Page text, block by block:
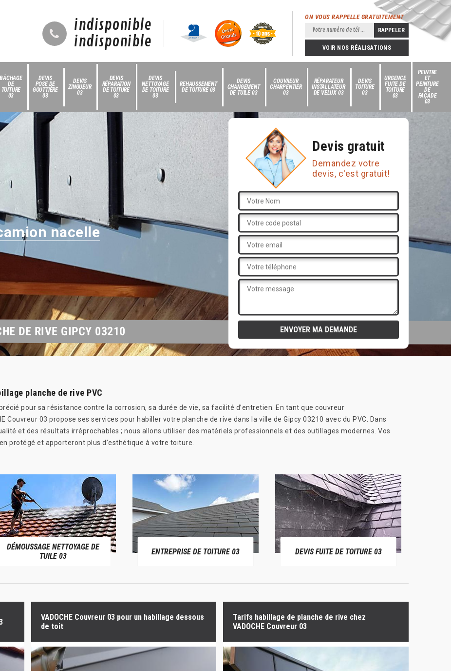
indisponible
indisponible
ON VOUS RAPPELLE GRATUITEMENT
VOIR NOS RÉALISATIONS
BÂCHAGE
DE
TOITURE
03
DEVIS
POSE DE
GOUTTIÈRE
03
DEVIS
ZINGUEUR
03
DEVIS
RÉPARATION
DE TOITURE
03
DEVIS
NETTOYAGE
DE TOITURE
03
REHAUSSEMENT
DE TOITURE 03
DEVIS
CHANGEMENT
DE TUILE 03
COUVREUR
CHARPENTIER
03
RÉPARATEUR
INSTALLATEUR
DE VELUX 03
DEVIS
TOITURE
03
URGENCE
FUITE DE
TOITURE
03
PEINTRE
ET
PEINTURE
DE
FAÇADE
03
nacelle
Devis gratuit
Demandez votre
devis, c'est gratuit!
DE RIVE GIPCY 03210
planche de rive PVC
pour sa résistance contre la corrosion, sa durée de vie, sa facilité d’entretien. En tant que couvreur
Couvreur 03 propose ses services pour habiller votre planche de rive dans la ville de Gipcy 03210 avec du PVC. Dans
et des résultats irréprochables ; nous allons utiliser des matériels professionnels et des outillages modernes. Vos
protégé et apporteront plus d’esthétique à votre toiture.
DÉMOUSSAGE NETTOYAGE DE
TUILE 03
ENTREPRISE DE TOITURE 03 DEVIS FUITE DE TOITURE 03
VADOCHE Couvreur 03 pour un habillage dessous
de toit
Tarifs habillage de planche de rive chez
VADOCHE Couvreur 03